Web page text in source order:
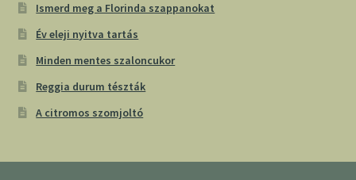
Ismerd meg a Florinda szappanokat
Év eleji nyitva tartás
Minden mentes szaloncukor
Reggia durum tészták
A citromos szomjoltó